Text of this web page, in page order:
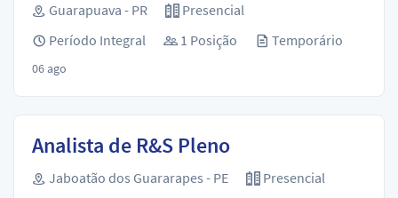
Guarapuava - PR
Presencial
Período Integral
1 Posição Temporário
06 ago
Analista de R&S Pleno
Jaboatão dos Guararapes - PE
Presencial